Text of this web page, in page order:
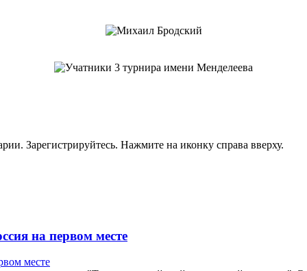
Зарегистрируйтесь. Нажмите на иконку справа вверху.
на первом месте